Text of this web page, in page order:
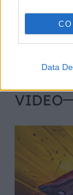
Data
VIDEO